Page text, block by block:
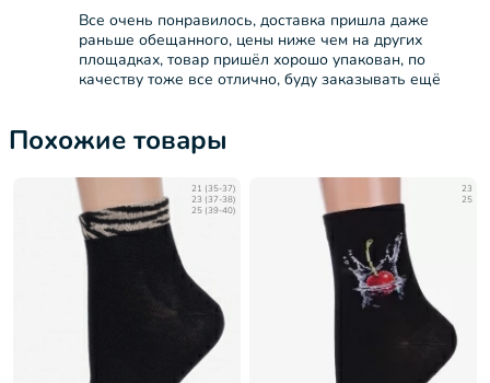
Все очень понравилось, доставка пришла даже
раньше обещанного, цены ниже чем на других
площадках, товар пришёл хорошо упакован, по
качеству тоже все отлично, буду заказывать ещё
Похожие товары
21 (35-37)
23 (37-38)
25 (39-40)
23
25